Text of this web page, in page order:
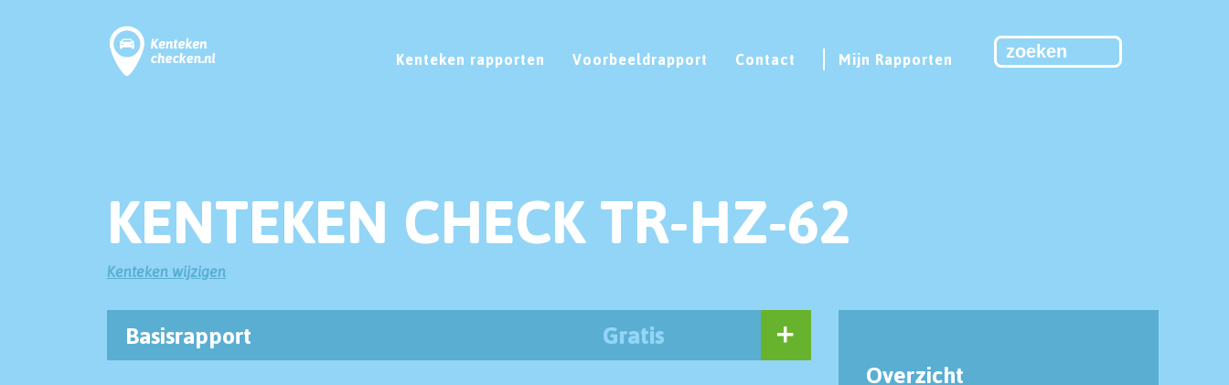
Kenteken rapporten Voorbeeldrapport Contact Mijn Rapporten
KENTEKEN CHECK TR-HZ-62
Kenteken wijzigen
Basisrapport Gratis
Overzicht